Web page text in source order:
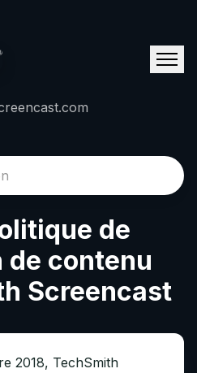
de
de contenu
Screencast
2018, TechSmith